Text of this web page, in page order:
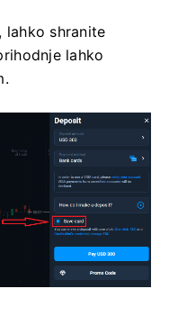
lahko shranite
lahko